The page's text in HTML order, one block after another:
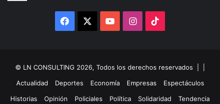
Facebook YouTubeInstagram
© LN CONSULTING 2026, Todos los derechos reservados |
Actualidad
Deportes Economía Empresas
Espectáculos
Historias
Opinión Policiales Política Solidaridad Tendencia